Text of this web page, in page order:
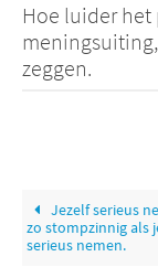
Hoe luider
zeggen.
Jezelf serieus
zo stompzinnig als
serieus nemen.